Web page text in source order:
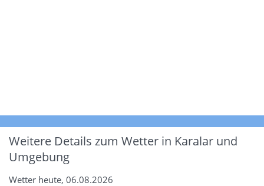
Weitere Details zum Wetter in Karalar und
Umgebung
Wetter heute, 06.08.2026